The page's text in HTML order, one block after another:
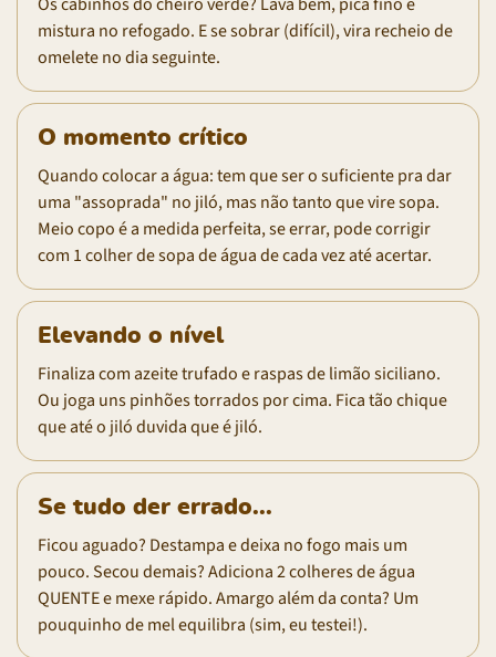
mistura no refogado. E se sobrar (difícil), vira recheio de
omelete no dia seguinte.
O momento crítico
Quando colocar a água: tem que ser o suficiente pra dar
uma "assoprada" no jiló, mas não tanto que vire sopa.
Meio copo é a medida perfeita, se errar, pode corrigir
com 1 colher de sopa de água de cada vez até acertar.
Elevando o nível
Finaliza com azeite trufado e raspas de limão siciliano.
Ou joga uns pinhões torrados por cima. Fica tão chique
que até o jiló duvida que é jiló.
Se tudo der errado...
Ficou aguado? Destampa e deixa no fogo mais um
pouco. Secou demais? Adiciona 2 colheres de água
QUENTE e mexe rápido. Amargo além da conta? Um
pouquinho de mel equilibra (sim, eu testei!).